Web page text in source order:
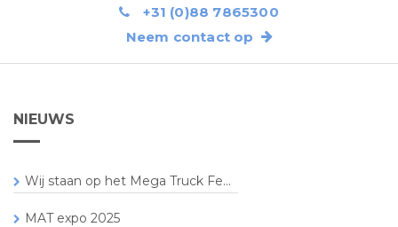
+31 (0)88 7865300
Neem contact op
NIEUWS
Wij staan op het Mega Truck Fe...
MAT expo 2025